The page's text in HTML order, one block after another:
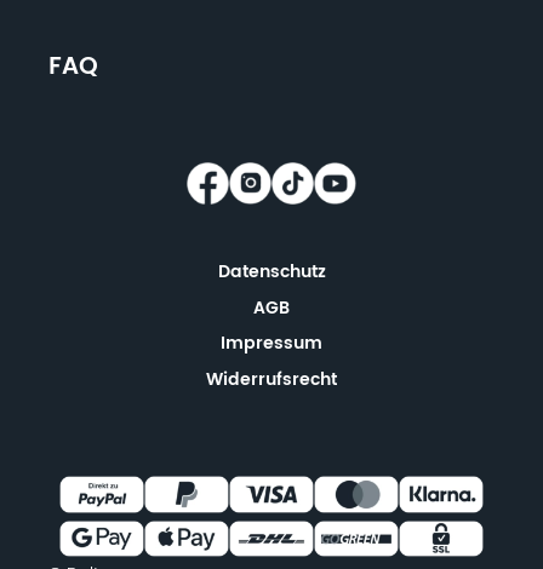
FAQ
Datenschutz
AGB
Impressum
Widerrufsrecht